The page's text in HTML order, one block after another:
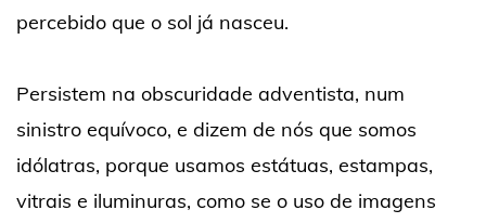
percebido que o sol já nasceu.
Persistem na obscuridade adventista, num
sinistro equívoco, e dizem de nós que somos
idólatras, porque usamos estátuas, estampas,
vitrais e iluminuras, como se o uso de imagens